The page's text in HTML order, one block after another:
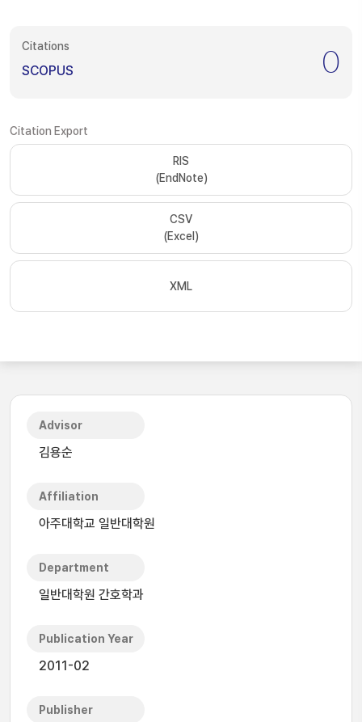
Citations
SCOPUS 0
Citation Export
RIS
(EndNote)
CSV
(Excel)
XML
Advisor
김용순
Affiliation
아주대학교 일반대학원
Department
일반대학원 간호학과
Publication Year
2011-02
Publisher